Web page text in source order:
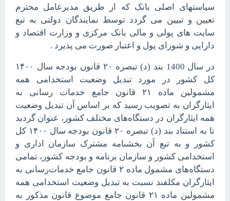
سیاستهای اصلی بانک که از طریق مدیرعامل محترم
تعیین و تبیین می گردد توسط نمایندگان دولتی به تبع
سایت های پولی و مالی بانک مرکزی و وزارت اقتصاد و
دارایی و شورای پول و اعتبار صورت می پذیرد .
در سال 1400 بند (د) تبصره ۲۰ قانون بودجه سال ۱۴۰۰
کل کشور در مورد تبدیل وضعیت استخدامی همه
مشمولین ماده ۲۱ قانون جامع خدمات رسانی به
ایثارگران به تصویب رسید که بر اساس آن تبدیل وضعیت
همه ایثارگران در دستگاه‌های مختلف کشور، عنوان گردید
تا به استناد بند (د) تبصره ۲۰ قانون بودجه سال ۱۴۰۰ کل
کشور و به تبع آن بخشنامه مشترک سازمان اداری و
استخدامی کشور و سازمان برنامه و بودجه کشور، تمامی
دستگاه‌های مشمول ماده ۲ قانون جامع خدمات‌رسانی به
ایثارگران مکلفند نسبت به تبدیل وضعیت استخدامی همه
مشمولین ماده ۲۱ قانون جامع موضوع قانون مذکور به